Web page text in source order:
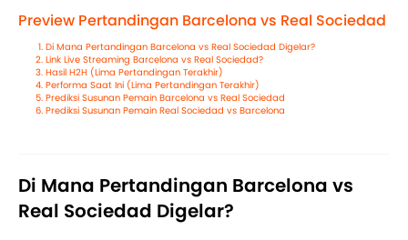
Preview Pertandingan Barcelona vs Real Sociedad
Di Mana Pertandingan Barcelona vs Real Sociedad Digelar?
Link Live Streaming Barcelona vs Real Sociedad?
Hasil H2H (Lima Pertandingan Terakhir)
Performa Saat Ini (Lima Pertandingan Terakhir)
Prediksi Susunan Pemain Barcelona vs Real Sociedad
Prediksi Susunan Pemain Real Sociedad vs Barcelona
Di Mana Pertandingan Barcelona vs
Real Sociedad Digelar?